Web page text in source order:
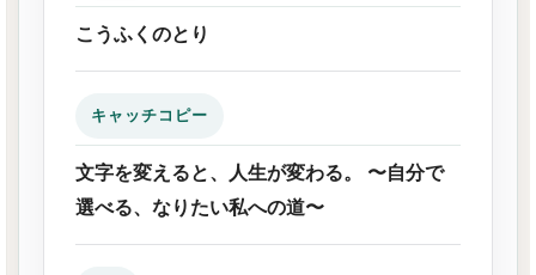
こうふくのとり
キャッチコピー
文字を変えると、人生が変わる。 〜自分で
選べる、なりたい私への道〜